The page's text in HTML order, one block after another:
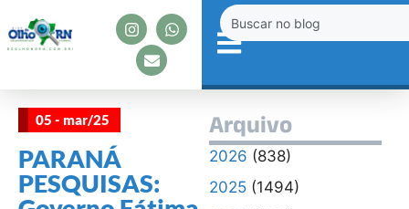
05 - mar/25
PARANÁ
PESQUISAS:
Arquivo
2026 (838)
2025(1494)